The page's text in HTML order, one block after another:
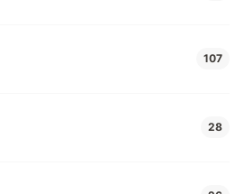
107
28